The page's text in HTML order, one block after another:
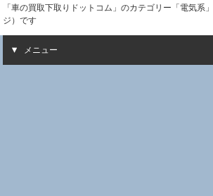
「車の買取下取りドットコム」のカテゴリー「電気系
ジ）です
メニュー